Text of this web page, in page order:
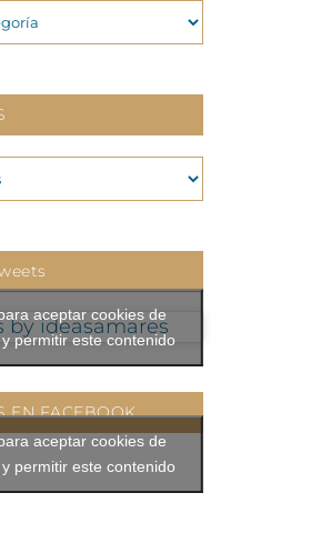
by ideasamares
aceptar cookies de
permitir este contenido
EN FACEBOOK
aceptar cookies de
permitir este contenido